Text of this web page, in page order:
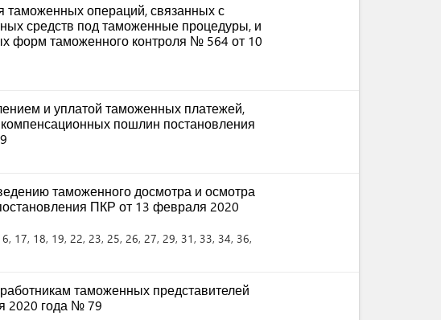
таможенных операций, связанных с
средств под таможенные процедуры, и
форм таможенного контроля № 564 от 10
и уплатой таможенных платежей,
пошлин постановления
таможенного досмотра и осмотра
ПКР от 13 февраля 2020
, 17, 18, 19, 22, 23, 25, 26, 27, 29, 31, 33, 34, 36,
таможенных представителей
2020 года № 79